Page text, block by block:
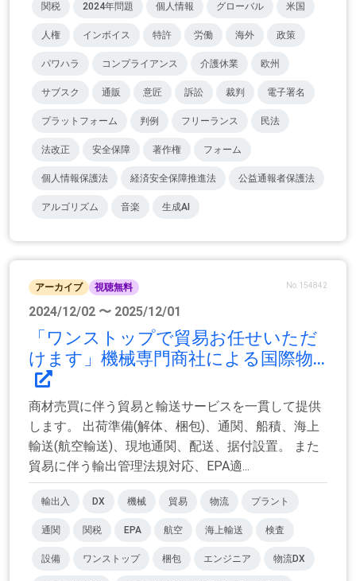
関税 2024年問題 個人情報 グローバル 米国
人権 インボイス 特許 労働 海外 政策
パワハラ コンプライアンス 介護休業 欧州
サブスク 通販 意匠 訴訟 裁判 電子署名
プラットフォーム 判例 フリーランス 民法
法改正 安全保障 著作権 フォーム
個人情報保護法 経済安全保障推進法 公益通報者保護法
アルゴリズム 音楽 生成AI
アーカイブ 視聴無料 No.154842
2024/12/02 〜 2025/12/01
「ワンストップで貿易お任せいただ
けます」機械専門商社による国際物...
商材売買に伴う貿易と輸送サービスを一貫して提供
します。 出荷準備(解体、梱包)、通関、船積、海上
輸送(航空輸送)、現地通関、配送、据付設置。 また
貿易に伴う輸出管理法規対応、EPA適...
輸出入 DX 機械 貿易 物流 プラント
通関 関税 EPA 航空 海上輸送 検査
設備 ワンストップ 梱包 エンジニア 物流DX